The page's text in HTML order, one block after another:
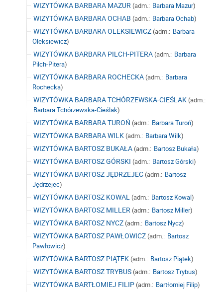
WIZYTÓWKA BARBARA MAZUR(adm.: Barbara Mazur)
WIZYTÓWKA BARBARA OCHAB (adm.: Barbara Ochab)
WIZYTÓWKA BARBARA OLEKSIEWICZ(adm.: Barbara
Oleksiewicz)
WIZYTÓWKA BARBARA PILCH-PITERA(adm.: Barbara
Pilch-Pitera)
WIZYTÓWKA BARBARA ROCHECKA(adm.: Barbara
Rochecka)
WIZYTÓWKA BARBARA TCHÓRZEWSKA-CIEŚLAK(adm.:
Barbara Tchórzewska-Cieślak)
WIZYTÓWKA BARBARA TUROŃ (adm.: Barbara Turoń)
WIZYTÓWKA BARBARA WILK(adm.: Barbara Wilk)
WIZYTÓWKA BARTOSZ BUKAŁA(adm.: Bartosz Bukała)
WIZYTÓWKA BARTOSZ GÓRSKI (adm.: Bartosz Górski)
WIZYTÓWKA BARTOSZ JĘDRZEJEC(adm.: Bartosz
Jędrzejec)
WIZYTÓWKA BARTOSZ KOWAL(adm.: Bartosz Kowal)
WIZYTÓWKA BARTOSZ MILLER(adm.: Bartosz Miller)
WIZYTÓWKA BARTOSZ NYCZ(adm.: Bartosz Nycz)
WIZYTÓWKA BARTOSZ PAWŁOWICZ(adm.: Bartosz
Pawłowicz)
WIZYTÓWKA BARTOSZ PIĄTEK(adm.: Bartosz Piątek)
WIZYTÓWKA BARTOSZ TRYBUS(adm.: Bartosz Trybus)
WIZYTÓWKA BARTŁOMIEJ FILIP(adm.: Bartłomiej Filip)